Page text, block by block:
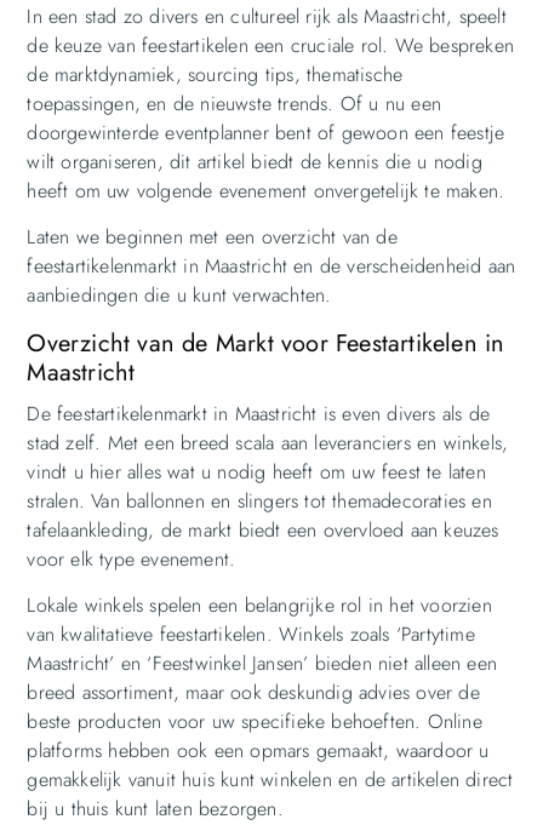
In een stad zo divers en cultureel rijk als Maastricht, speelt
de keuze van feestartikelen een cruciale rol. We bespreken
de marktdynamiek, sourcing tips, thematische
toepassingen, en de nieuwste trends. Of u nu een
doorgewinterde eventplanner bent of gewoon een feestje
wilt organiseren, dit artikel biedt de kennis die u nodig
heeft om uw volgende evenement onvergetelijk te maken.
Laten we beginnen met een overzicht van de
feestartikelenmarkt in Maastricht en de verscheidenheid aan
aanbiedingen die u kunt verwachten.
Overzicht van de Markt voor Feestartikelen in
Maastricht
De feestartikelenmarkt in Maastricht is even divers als de
stad zelf. Met een breed scala aan leveranciers en winkels,
vindt u hier alles wat u nodig heeft om uw feest te laten
stralen. Van ballonnen en slingers tot themadecoraties en
tafelaankleding, de markt biedt een overvloed aan keuzes
voor elk type evenement.
Lokale winkels spelen een belangrijke rol in het voorzien
van kwalitatieve feestartikelen. Winkels zoals ‘Partytime
Maastricht’ en ‘Feestwinkel Jansen’ bieden niet alleen een
breed assortiment, maar ook deskundig advies over de
beste producten voor uw specifieke behoeften. Online
platforms hebben ook een opmars gemaakt, waardoor u
gemakkelijk vanuit huis kunt winkelen en de artikelen direct
bij u thuis kunt laten bezorgen.